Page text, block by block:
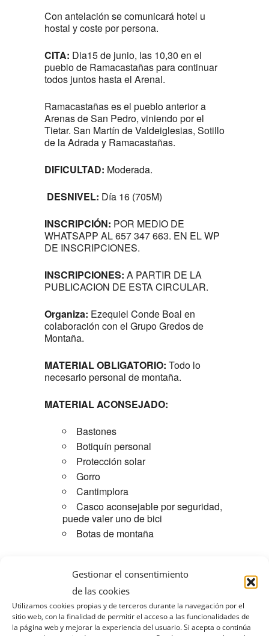
Gestionar el consentimiento
de las cookies
Utilizamos cookies propias y de terceros durante la navegación por el
sitio web, con la finalidad de permitir el acceso a las funcionalidades de
la página web y mejorar la experiencia del usuario. Si acepta o continúa
Con antelación se comunicará hotel u
hostal y coste por persona.
CITA: Dia15 de junio, las 10,30 en el
pueblo de Ramacastañas para continuar
todos juntos hasta el Arenal.
Ramacastañas es el pueblo anterior a
Arenas de San Pedro, viniendo por el
Tietar. San Martín de Valdeiglesias, Sotillo
de la Adrada y Ramacastañas.
DIFICULTAD: Moderada.
DESNIVEL: Día 16 (705M)
INSCRIPCIÓN: POR MEDIO DE
WHATSAPP AL 657 347 663. EN EL WP
DE INSCRIPCIONES.
INSCRIPCIONES: A PARTIR DE LA
PUBLICACION DE ESTA CIRCULAR.
Organiza: Ezequiel Conde Boal en
colaboración con el Grupo Gredos de
Montaña.
MATERIAL OBLIGATORIO: Todo lo
necesario personal de montaña.
MATERIAL ACONSEJADO:
Bastones
Botiquín personal
Protección solar
Gorro
Cantimplora
Casco aconsejable por seguridad,
puede valer uno de bici
Botas de montaña
tomaremos un refrigerio por la zona. Cena
en alojamiento y desayuno día 16.
Día 16 llevar comida, bocata etc.